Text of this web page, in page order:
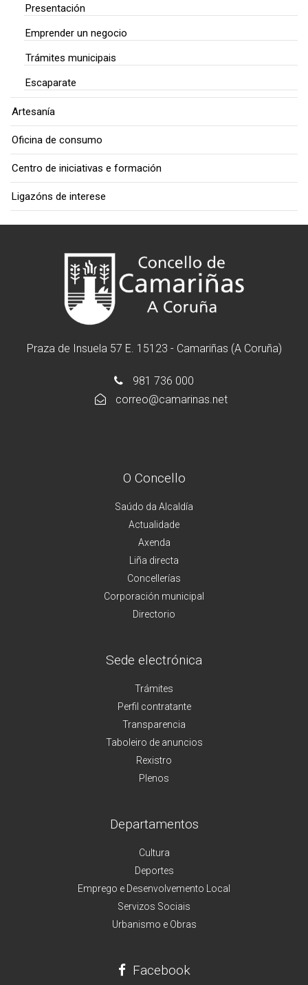
Presentación
Emprender un negocio
Trámites municipais
Escaparate
Artesanía
Oficina de consumo
Centro de iniciativas e formación
Ligazóns de interese
Praza de Insuela 57 E. 15123 - Camariñas (A Coruña)
981 736 000
correo@camarinas.net
O Concello
Saúdo da Alcaldía
Actualidade
Axenda
Liña directa
Concellerías
Corporación municipal
Directorio
Sede electrónica
Trámites
Perfil contratante
Transparencia
Taboleiro de anuncios
Rexistro
Plenos
Departamentos
Cultura
Deportes
Emprego e Desenvolvemento Local
Servizos Sociais
Urbanismo e Obras
Facebook